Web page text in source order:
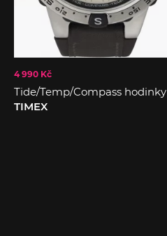
4 990 Kč
Tide/Temp/Compass hodinky
TIMEX